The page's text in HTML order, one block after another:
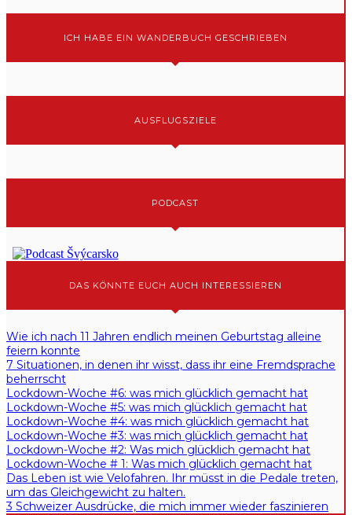
ICH HABE EIN WANDERBUCH GESCHRIEBEN
AUSFLUGSZIELE
PODCAST
DAS KÖNNTE EUCH AUCH INTERESSIEREN
Wie ich nach 11 Jahren endlich meinen Geburtstag alleine
feiern konnte
7 Situationen, in denen ihr wisst, dass ihr eine Fremdsprache
beherrscht
Lockdown-Woche #6: was mich glücklich gemacht hat
Lockdown-Woche #5: was mich glücklich gemacht hat
Lockdown-Woche #4: was mich glücklich gemacht hat
Lockdown-Woche #3: was mich glücklich gemacht hat
Lockdown-Woche #2: Was mich glücklich gemacht hat
Lockdown-Woche # 1: Was mich glücklich gemacht hat
Das Leben ist wie Velofahren. Ihr müsst in die Pedale treten,
um das Gleichgewicht zu halten.
3 Schweizer Ausdrücke, die mich immer wieder faszinieren